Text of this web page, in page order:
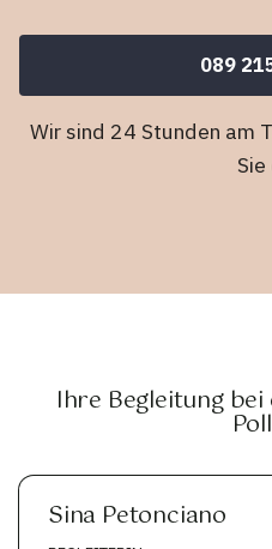
089
Wir sind 24 Stunden am
Sie
Ihre Begleitung
Sina Petonciano